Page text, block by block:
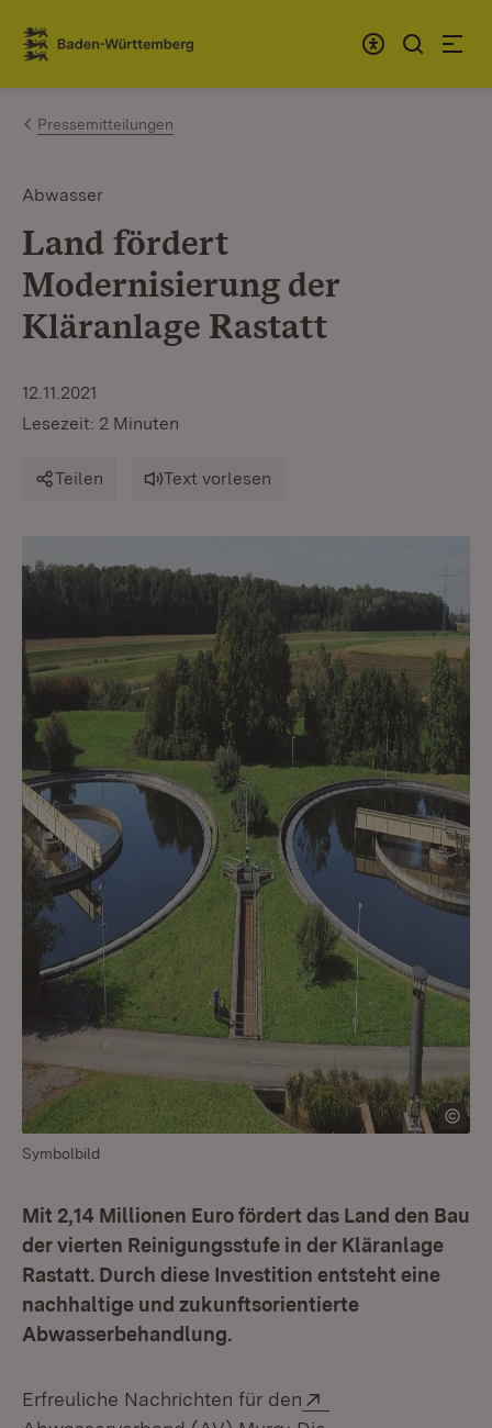
Zum Inhalt springen
Link zur Startseite
Pressemitteilungen
Abwasser
Land fördert
Modernisierung der
Kläranlage Rastatt
12.11.2021
Lesezeit: 2 Minuten
Teilen Text vorlesen
Symbolbild
Mit 2,14 Millionen Euro fördert das Land den Bau
der vierten Reinigungsstufe in der Kläranlage
Rastatt. Durch diese Investition entsteht eine
nachhaltige und zukunftsorientierte
Abwasserbehandlung.
Erfreuliche Nachrichten für den